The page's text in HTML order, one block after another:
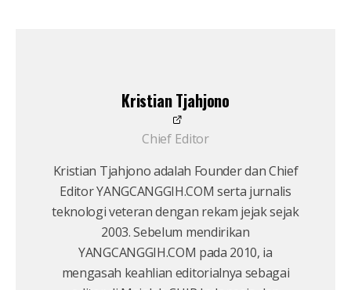
Kristian Tjahjono
Chief Editor
Kristian Tjahjono adalah Founder dan Chief
Editor YANGCANGGIH.COM serta jurnalis
teknologi veteran dengan rekam jejak sejak
2003. Sebelum mendirikan
YANGCANGGIH.COM pada 2010, ia
mengasah keahlian editorialnya sebagai